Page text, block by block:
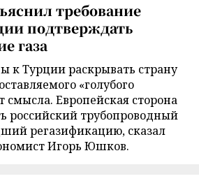
требование
подтверждать
газа
к Турции раскрывать страну
«голубого
смысла. Европейская сторона
российский трубопроводный
регазификацию, сказал
Игорь Юшков.